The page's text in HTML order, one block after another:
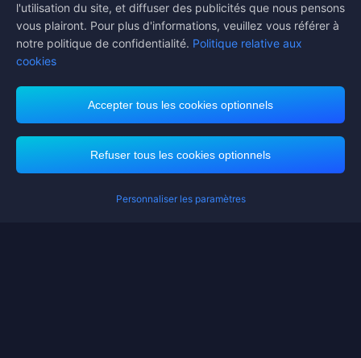
l'utilisation du site, et diffuser des publicités que nous pensons
vous plairont. Pour plus d'informations, veuillez vous référer à
notre politique de confidentialité. Politique relative aux
cookies
Accepter tous les cookies optionnels
Refuser tous les cookies optionnels
Personnaliser les paramètres
Midasbuy prend en charge les méthodes de paiement